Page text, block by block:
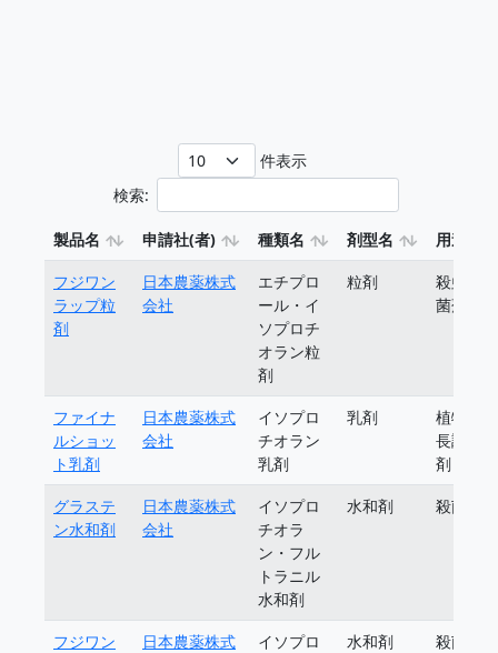
件表示
検索:
製品名 申請社(者) 種類名 剤型名
用途
フジワン
ラップ粒
剤
日本農薬株式
会社
エチプロ
ール・イ
ソプロチ
オラン粒
剤
粒剤
殺虫殺
菌剤
ファイナ
ルショッ
ト乳剤
日本農薬株式
会社
イソプロ
チオラン
乳剤
乳剤
植物成
長調整
剤
グラステ
ン水和剤
日本農薬株式
会社
イソプロ
チオラ
ン・フル
トラニル
水和剤
水和剤 殺菌剤
フジワン
日本農薬株式
イソプロ
水和剤 殺菌剤